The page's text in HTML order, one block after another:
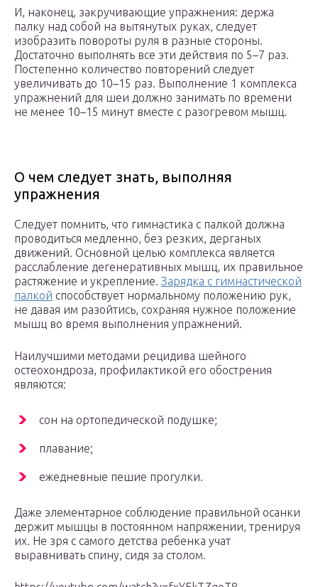
И, наконец, закручивающие упражнения: держа
палку над собой на вытянутых руках, следует
изобразить повороты руля в разные стороны.
Достаточно выполнять все эти действия по 5–7 раз.
Постепенно количество повторений следует
увеличивать до 10–15 раз. Выполнение 1 комплекса
упражнений для шеи должно занимать по времени
не менее 10–15 минут вместе с разогревом мышц.
О чем следует знать, выполняя
упражнения
Следует помнить, что гимнастика с палкой должна
проводиться медленно, без резких, дерганых
движений. Основной целью комплекса является
расслабление дегенеративных мышц, их правильное
растяжение и укрепление. Зарядка с гимнастической
палкой способствует нормальному положению рук,
не давая им разойтись, сохраняя нужное положение
мышц во время выполнения упражнений.
Наилучшими методами рецидива шейного
остеохондроза, профилактикой его обострения
являются:
сон на ортопедической подушке;
плавание;
ежедневные пешие прогулки.
Даже элементарное соблюдение правильной осанки
держит мышцы в постоянном напряжении, тренируя
их. Не зря с самого детства ребенка учат
выравнивать спину, сидя за столом.